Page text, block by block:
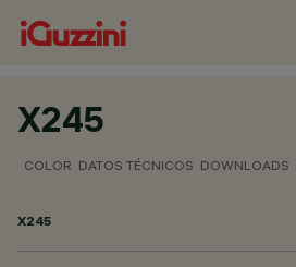
X245
COLOR DATOS TÉCNICOS DOWNLOADS
X245